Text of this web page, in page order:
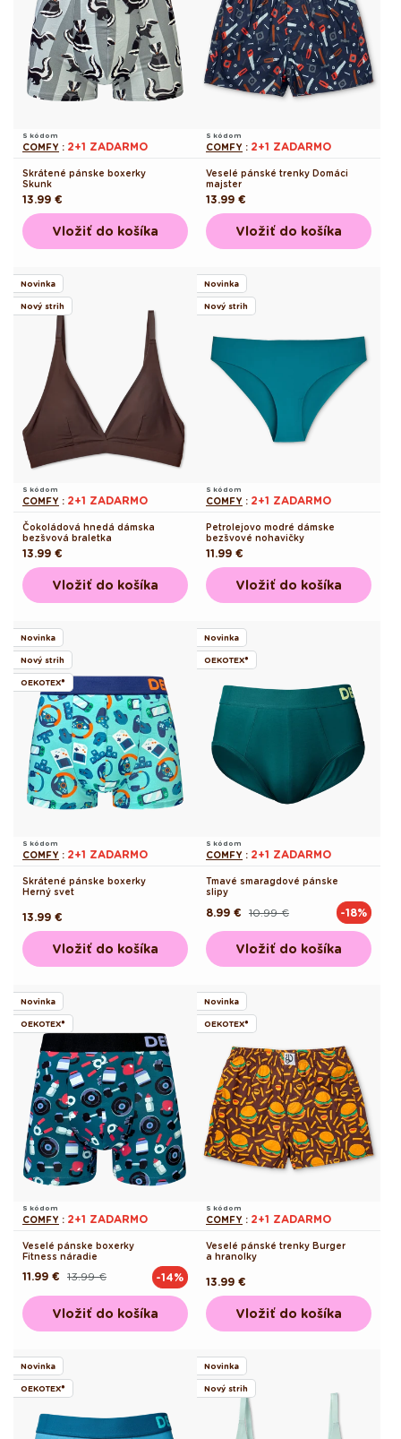
S kódom
COMFY : 2+1 ZADARMO
Skrátené pánske boxerky
Skunk
Pôvodná
cena
13.99 €
Vložiť do košíka
S kódom
COMFY : 2+1 ZADARMO
Veselé pánské trenky Domáci
majster
Pôvodná
cena
13.99 €
Vložiť do košíka
Novinka
Nový strih
S kódom
COMFY : 2+1 ZADARMO
Čokoládová hnedá dámska
bezšvová braletka
Pôvodná
cena
13.99 €
Vložiť do košíka
Novinka
Nový strih
S kódom
COMFY : 2+1 ZADARMO
Petrolejovo modré dámske
bezšvové nohavičky
Pôvodná
cena
11.99 €
Vložiť do košíka
Novinka
Nový strih
OEKOTEX®
S kódom
COMFY : 2+1 ZADARMO
Skrátené pánske boxerky
Herný svet
Pôvodná
cena
13.99 €
Vložiť do košíka
Novinka
OEKOTEX®
S kódom
COMFY : 2+1 ZADARMO
Tmavé smaragdové pánske
slipy
Pôvodná10.99 €
Akciová
8.99 € -18%
Vložiť do košíka
Novinka
OEKOTEX®
S kódom
COMFY : 2+1 ZADARMO
Veselé pánske boxerky
Fitness náradie
Pôvodná13.99 €
Akciová
11.99 € -14%
Vložiť do košíka
Novinka
OEKOTEX®
S kódom
COMFY : 2+1 ZADARMO
Veselé pánské trenky Burger
a hranolky
Pôvodná
cena
13.99 €
Vložiť do košíka
Novinka
OEKOTEX®
Novinka
Nový strih